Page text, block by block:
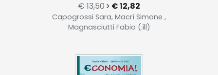
€ 13,50 € 12,82
Capogrossi Sara, Macrì Simone ,
Magnasciutti Fabio (.ill)